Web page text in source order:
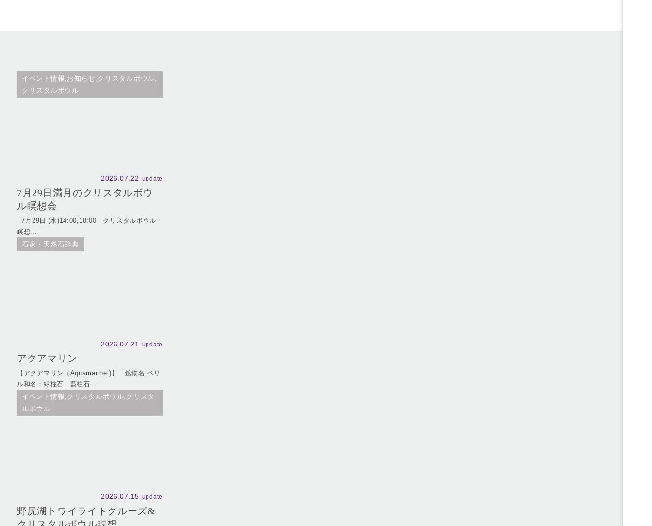
イベント情報,お知らせ,クリスタルボウル,
クリスタルボウル
2026.07.22 update
7月29日満月のクリスタルボウ
ル瞑想会
7月29日 (水)14:00,18:00 クリスタルボウル
瞑想...
石家・天然石辞典
2026.07.21 update
アクアマリン
【アクアマリン（Aquamarine )】 鉱物名:ベリ
ル和名：緑柱石、藍柱石...
イベント情報,クリスタルボウル,クリスタ
ルボウル
2026.07.15 update
野尻湖トワイライトクルーズ&